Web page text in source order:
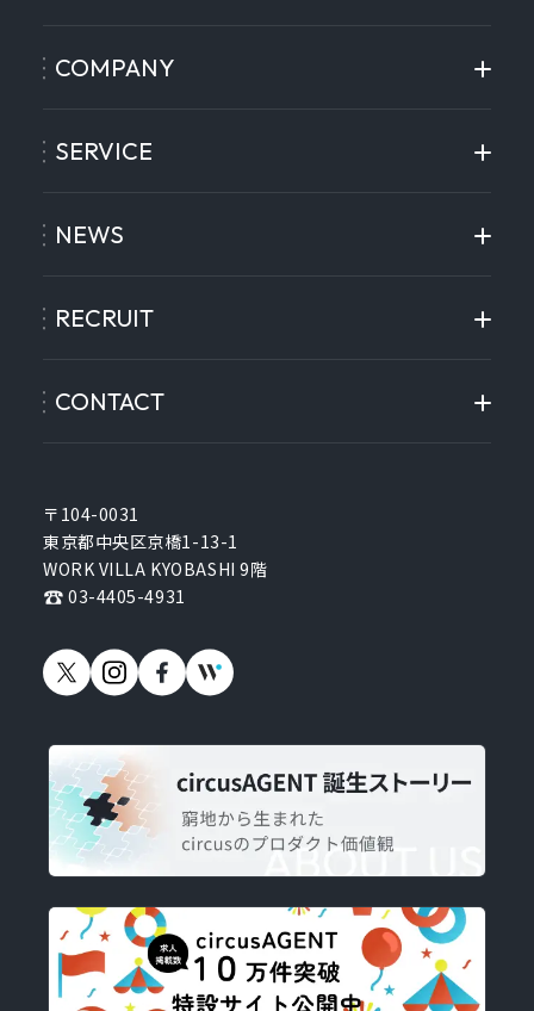
〒104-0031
東京都中央区京橋1-13-1
WORK VILLA KYOBASHI 9階
03-4405-4931
COMPANY
SERVICE
NEWS
RECRUIT
CONTACT